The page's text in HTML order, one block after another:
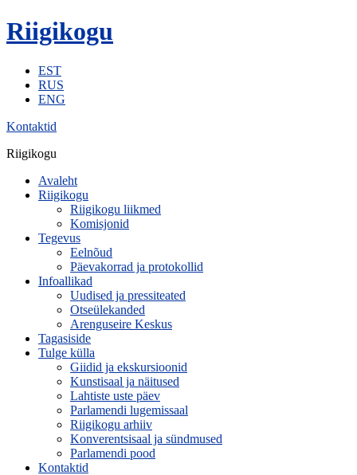
Riigikogu
EST
RUS
ENG
Kontaktid
Riigikogu
Avaleht
Riigikogu
Riigikogu liikmed
Komisjonid
Tegevus
Eelnõud
Päevakorrad ja protokollid
Infoallikad
Uudised ja pressiteated
Otseülekanded
Arenguseire Keskus
Tagasiside
Tulge külla
Giidid ja ekskursioonid
Kunstisaal ja näitused
Lahtiste uste päev
Parlamendi lugemissaal
Riigikogu arhiiv
Konverentsisaal ja sündmused
Parlamendi pood
Kontaktid